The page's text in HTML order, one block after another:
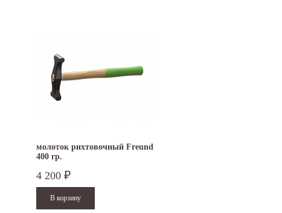
молоток рихтовочный Freund
400 гр.
4 200 ₽